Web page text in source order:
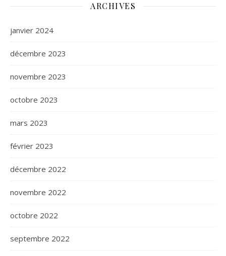
ARCHIVES
janvier 2024
décembre 2023
novembre 2023
octobre 2023
mars 2023
février 2023
décembre 2022
novembre 2022
octobre 2022
septembre 2022